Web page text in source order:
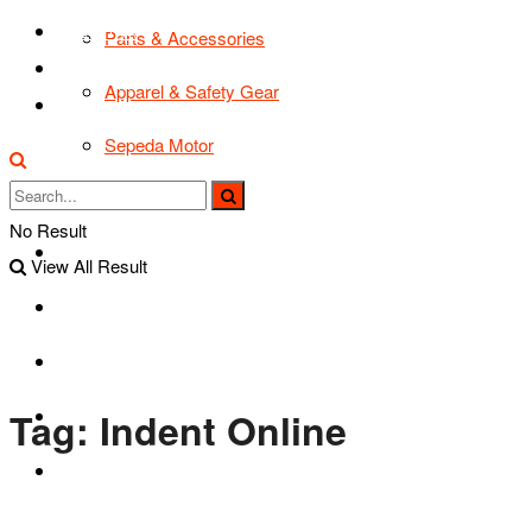
Parts & Accessories
Apparel & Safety Gear
Sepeda Motor
Bikers Cars
TIPS & TRIK
Tentang Kami
No Result
View All Result
Tag: Indent Online